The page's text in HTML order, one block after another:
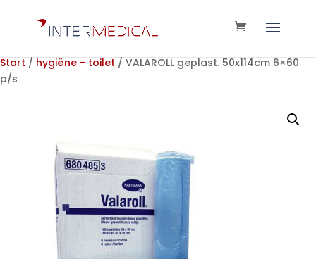
Start / hygiëne - toilet / VALAROLL geplast. 50x114cm 6×60
p/s